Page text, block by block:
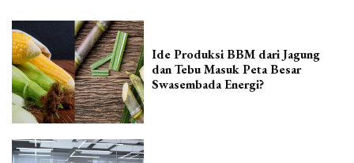
Ide Produksi BBM dari Jagung
dan Tebu Masuk Peta Besar
Swasembada Energi?